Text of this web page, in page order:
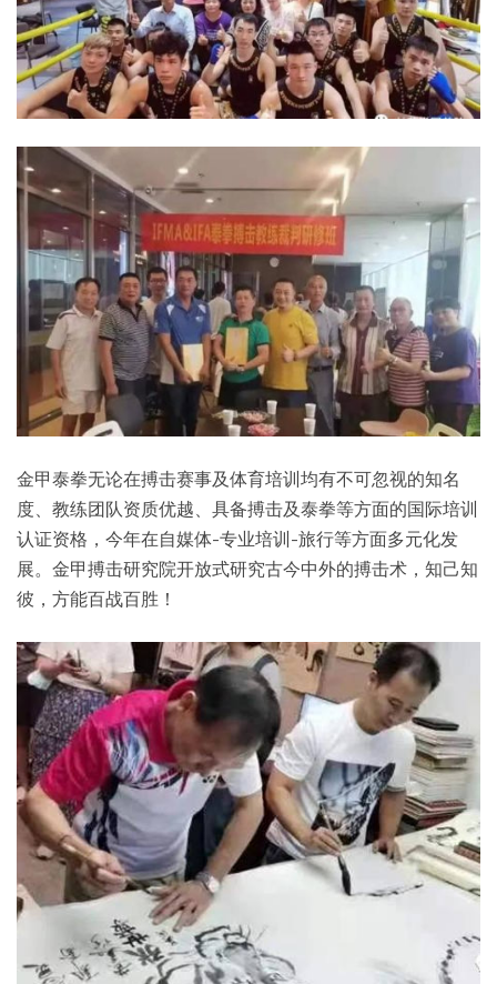
金甲泰拳无论在搏击赛事及体育培训均有不可忽视的知名
度、教练团队资质优越、具备搏击及泰拳等方面的国际培训
认证资格，今年在自媒体-专业培训-旅行等方面多元化发
展。金甲搏击研究院开放式研究古今中外的搏击术，知己知
彼，方能百战百胜！